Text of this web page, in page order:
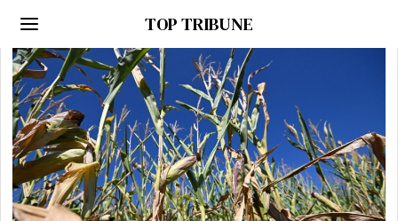
TOP TRIBUNE